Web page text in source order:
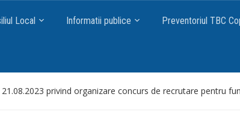
Local Informatii publice Preventoriul TBC
privind organizare concurs de recrutare pentru